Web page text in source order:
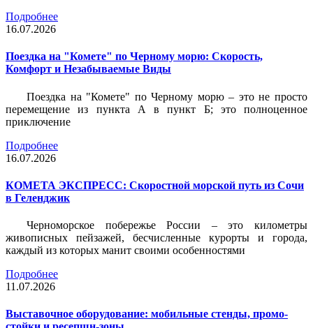
Подробнее
16.07.2026
Поездка на "Комете" по Черному морю: Скорость,
Комфорт и Незабываемые Виды
Поездка на "Комете" по Черному морю – это не просто
перемещение из пункта А в пункт Б; это полноценное
приключение
Подробнее
16.07.2026
КОМЕТА ЭКСПРЕСС: Скоростной морской путь из Сочи
в Геленджик
Черноморское побережье России – это километры
живописных пейзажей, бесчисленные курорты и города,
каждый из которых манит своими особенностями
Подробнее
11.07.2026
Выставочное оборудование: мобильные стенды, промо-